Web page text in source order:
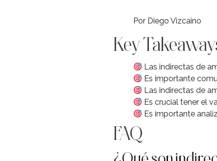
Por Diego Vizcaino
Key
Las indirectas de
Es importante
Las indirectas de
Es crucial tener el
Es importante
FAQ